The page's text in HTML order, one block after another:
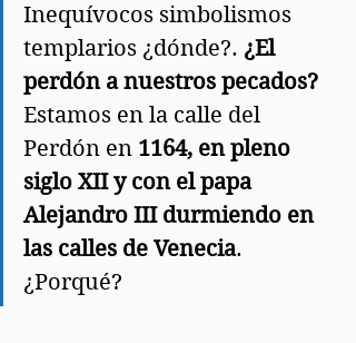
Inequívocos simbolismos
templarios ¿dónde?. ¿El
perdón a nuestros pecados?
Estamos en la calle del
Perdón en 1164, en pleno
siglo XII y con el papa
Alejandro III durmiendo en
las calles de Venecia.
¿Porqué?